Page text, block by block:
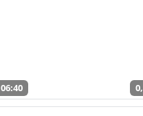
06:40